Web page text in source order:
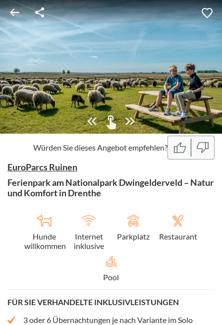
Würden Sie dieses Angebot empfehlen?
EuroParcs Ruinen
Ferienpark am Nationalpark Dwingelderveld – Natur
und Komfort in Drenthe
Hunde
willkommen
Internet
inklusive
Parkplatz Restaurant
Pool
FÜR SIE VERHANDELTE INKLUSIVLEISTUNGEN
3 oder 6 Übernachtungen je nach Variante im Solo